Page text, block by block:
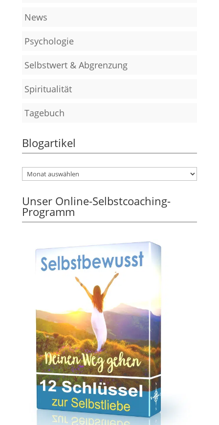
News
Psychologie
Selbstwert & Abgrenzung
Spiritualität
Tagebuch
Blogartikel
Unser Online-Selbstcoaching-
Programm